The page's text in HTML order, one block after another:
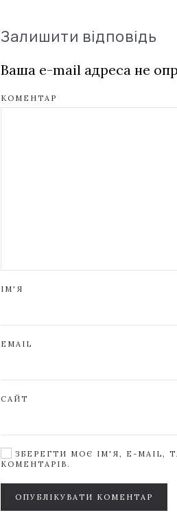
Залишити відповідь
Ваша e-mail адреса не
КОМЕНТАР
ІМ'Я
EMAIL
САЙТ
ЗБЕРЕГТИ МОЄ ІМ'Я, E-MAIL,
КОМЕНТАРІВ.
ОПУБЛІКУВАТИ КОМЕНТАР